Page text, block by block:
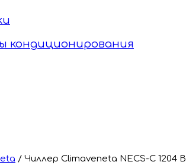
кондиционирования
/ Чиллер Climaveneta NECS-C 1204 B